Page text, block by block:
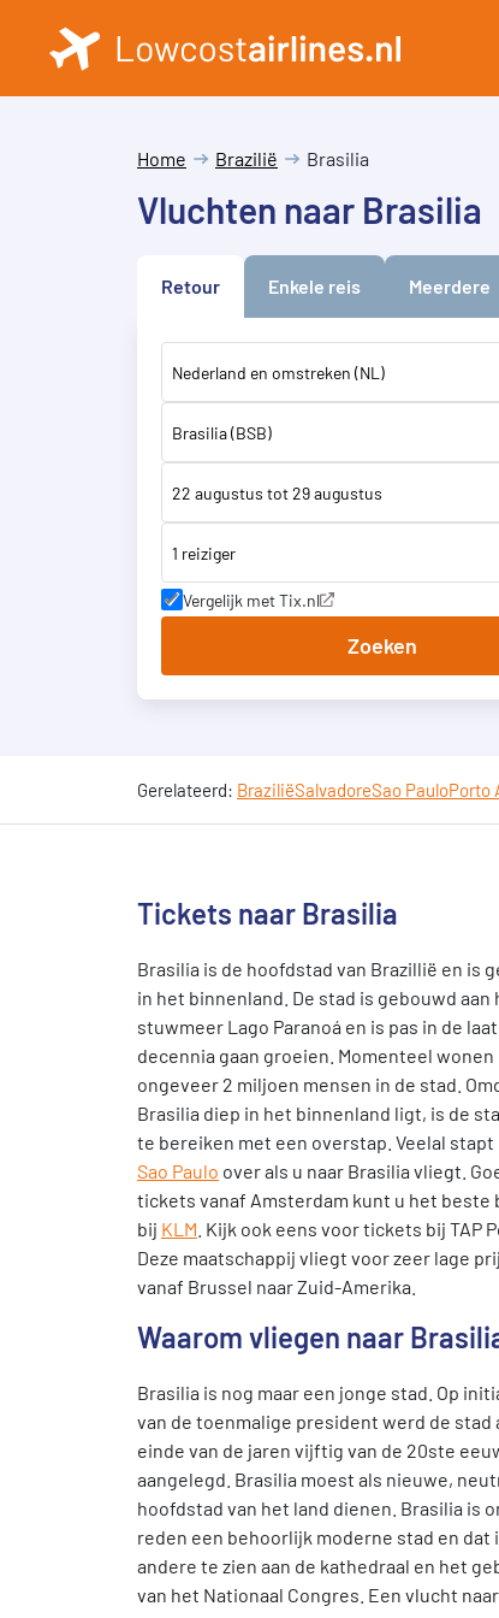
Home Brazilië Brasilia
Vluchten naar Brasilia
Retour Enkele reis Meerdere
1 reiziger
Vergelijk met Tix.nl
Zoeken
Gerelateerd: BraziliëSalvadoreSao PauloPorto
Tickets naar Brasilia
Brasilia is de hoofdstad van Brazillië en is
in het binnenland. De stad is gebouwd aan
stuwmeer Lago Paranoá en is pas in de
decennia gaan groeien. Momenteel wonen
ongeveer 2 miljoen mensen in de stad.
Brasilia diep in het binnenland ligt, is de
te bereiken met een overstap. Veelal stapt
Sao Paulo over als u naar Brasilia vliegt.
tickets vanaf Amsterdam kunt u het beste
bij KLM . Kijk ook eens voor tickets bij TAP
Deze maatschappij vliegt voor zeer lage
vanaf Brussel naar Zuid-Amerika.
Waarom vliegen naar
Brasilia is nog maar een jonge stad. Op
van de toenmalige president werd de stad
einde van de jaren vijftig van de 20ste
aangelegd. Brasilia moest als nieuwe,
hoofdstad van het land dienen. Brasilia is
reden een behoorlijk moderne stad en dat
andere te zien aan de kathedraal en het
van het Nationaal Congres. Een vlucht